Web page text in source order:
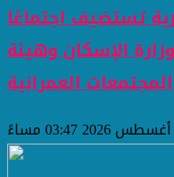
تستضيف اجتماعًا
الإسكان وهيئة
المجتمعات العمرانية